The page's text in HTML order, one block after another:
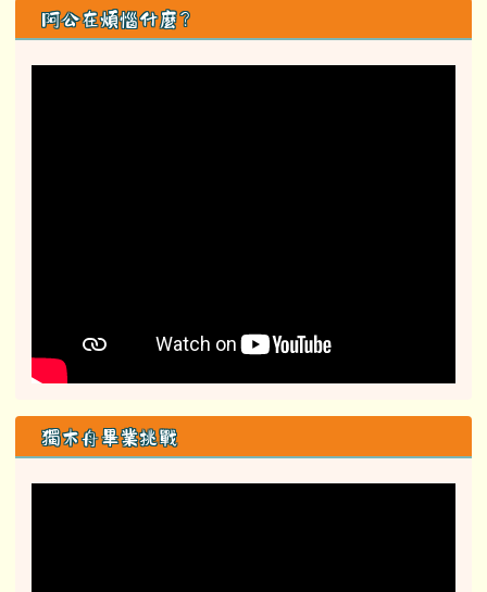
阿公在煩惱什麼？
獨木舟畢業挑戰